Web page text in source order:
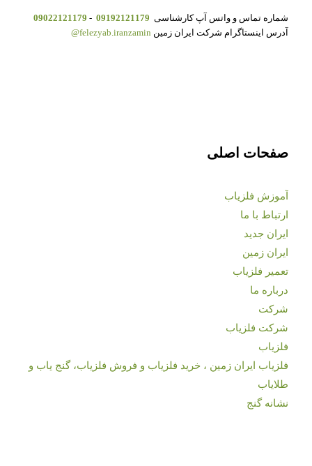
شماره تماس و واتس آپ کارشناسی 09192121179
-
09022121179
آدرس اینستاگرام شرکت ایران زمین felezyab.iranzamin@
صفحات اصلی
آموزش فلزیاب
ارتباط با ما
ایران جدید
ایران زمین
تعمیر فلزیاب
درباره ما
شرکت
شرکت فلزیاب
فلزیاب
فلزیاب ایران زمین ، خرید فلزیاب و فروش فلزیاب، گنج یاب و
طلایاب
نشانه گنج